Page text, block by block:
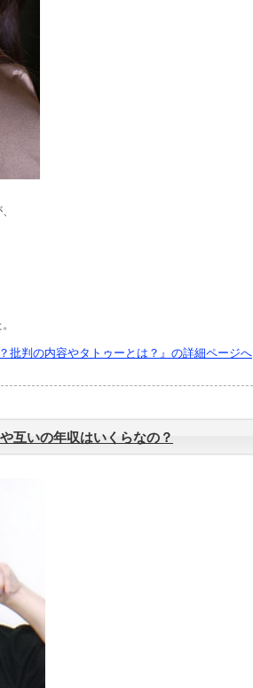
批判の内容やタトゥーとは？』の詳細ページへ
互いの年収はいくらなの？